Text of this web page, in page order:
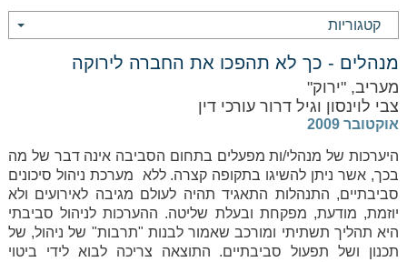
קטגוריות
מנהלים - כך לא תהפכו את החברה לירוקה
מעריב, "ירוק"
צבי לוינסון וגיל דרור עורכי דין
אוקטובר 2009
היערכות של מנהלי/ות מפעלים בתחום הסביבה אינה דבר של מה
בכך, אשר ניתן להשיגו בתקופה קצרה. ללא מערכת ניהול סיכונים
סביבתיים, התנהלות התאגיד תהיה לעולם מגיבה לאירועים ולא
יוזמת, מודעת, מפקחת ובעלת שליטה. ההערכות לניהול סביבתי
היא תהליך תשתיתי ומורכב שאמור לבנות "תרבות" של ניהול, של
תכנון ושל תפעול סביבתיים. התוצאה צריכה לבוא לידי ביטוי